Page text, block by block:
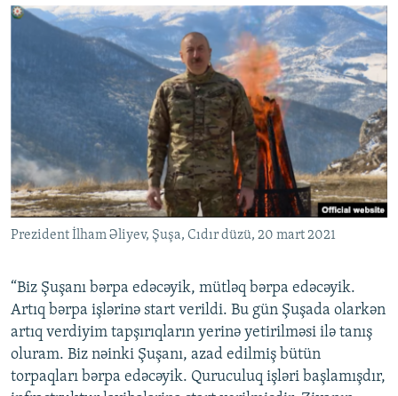
Prezident İlham Əliyev, Şuşa, Cıdır düzü, 20 mart 2021
“Biz Şuşanı bərpa edəcəyik, mütləq bərpa edəcəyik.
Artıq bərpa işlərinə start verildi. Bu gün Şuşada olarkən
artıq verdiyim tapşırıqların yerinə yetirilməsi ilə tanış
oluram. Biz nəinki Şuşanı, azad edilmiş bütün
torpaqları bərpa edəcəyik. Quruculuq işləri başlamışdır,